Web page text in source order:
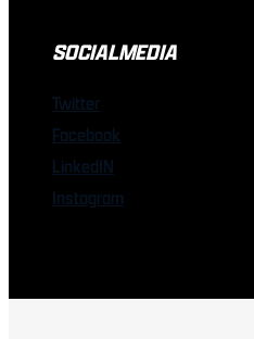
SOCIALMEDIA
Twitter
Facebook
LinkedIN
Instagram